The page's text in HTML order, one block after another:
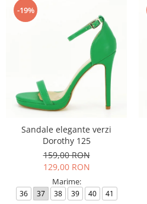
-19%
Sandale elegante verzi
Dorothy 125
159,00 RON
129,00 RON
Marime:
36 37 38 39 40 41